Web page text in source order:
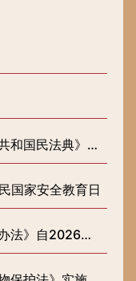
法典》知识普及
国家安全教育日
年2月1日起施行